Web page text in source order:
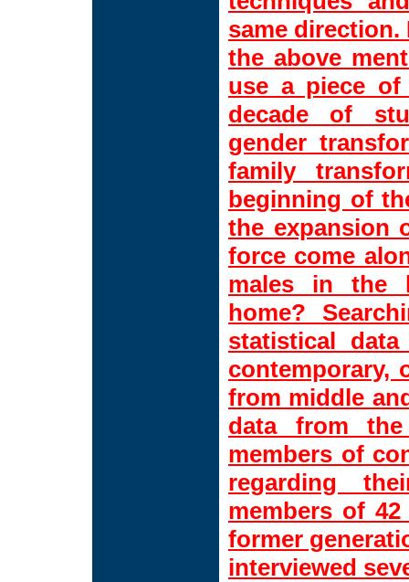
same direction.
the above
use a piece of
decade of
gender
family
beginning of
the expansion
force come
males in the
home?
statistical
contemporary,
from middle
data from
members of
regarding
members of
former
interviewed